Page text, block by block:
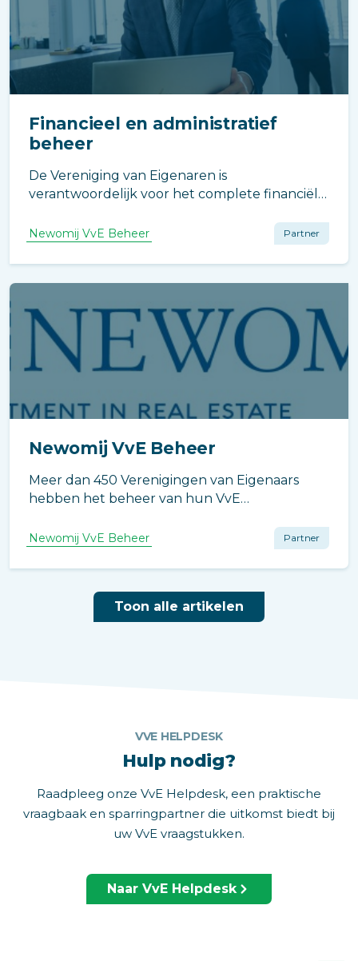
Financieel en administratief
beheer
De Vereniging van Eigenaren is
verantwoordelijk voor het complete financiële
vraagt om deskundigheid.
Newomij VvE Beheer Partner
Newomij VvE Beheer
Meer dan 450 Verenigingen van Eigenaars
hebben het beheer van hun VvE
Newomij VvE Beheer Partner
Toon alle artikelen
VVE HELPDESK
Hulp nodig?
Raadpleeg onze VvE Helpdesk, een praktische
vraagbaak en sparringpartner die uitkomst biedt bij
uw VvE vraagstukken.
Naar VvE Helpdesk